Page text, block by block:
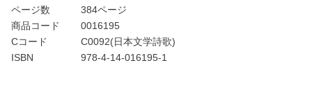
ページ数
384ページ
商品コード
0016195
Cコード
C0092(日本文学詩歌)
ISBN
978-4-14-016195-1